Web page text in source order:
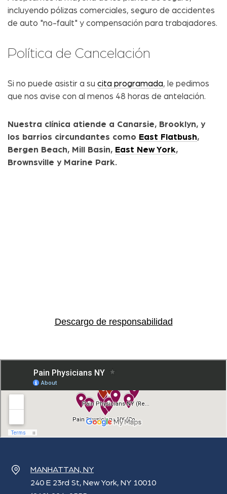
incluyendo pólizas comerciales, seguro de accidentes
de auto "no-fault" y compensación para trabajadores.
Política de Cancelación
Si no puede asistir a su cita programada, le pedimos
que nos avise con al menos 48 horas de antelación.
Nuestra clínica atiende a Canarsie, Brooklyn, y
los barrios circundantes como East Flatbush,
Bergen Beach, Mill Basin, East New York,
Brownsville y Marine Park.
Descargo de responsabilidad
MANHATTAN, NY
240 E 23rd St, New York, NY 10010